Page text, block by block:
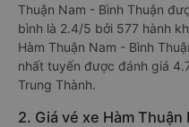
Thuận Nam - Bình Thuận
bình là 2.4/5 bởi 577 hành
Hàm Thuận Nam - Bình
nhất tuyến được đánh giá
Trung Thành.
2. Giá vé xe Hàm